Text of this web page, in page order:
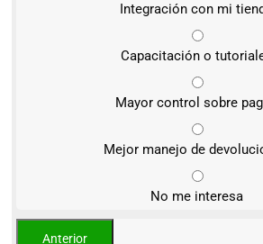
Integración con mi
Capacitación o
Mayor control sobre
Mejor manejo de
No me interesa